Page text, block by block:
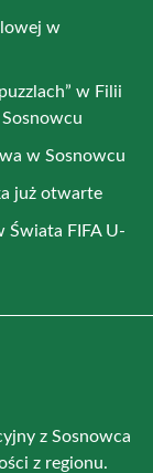
w
w Filii
w Sosnowcu
już otwarte
Świata FIFA U-
z Sosnowca
z regionu.